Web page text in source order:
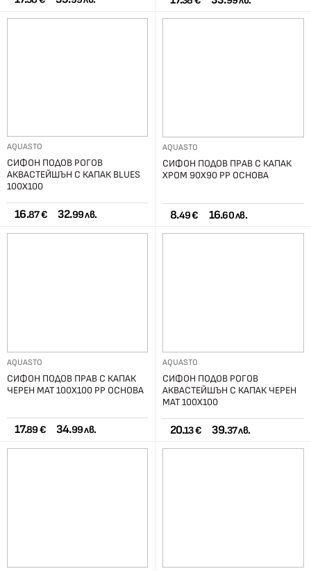
AQUASTO
СИФОН ПОДОВ РОГОВ
АКВАСТЕЙШЪН С КАПАК BLUES
100X100
16.87 € 32.99 лв.
AQUASTO
СИФОН ПОДОВ ПРАВ С КАПАК
ХРОМ 90X90 РР ОСНОВА
8.49 € 16.60 лв.
AQUASTO
СИФОН ПОДОВ ПРАВ С КАПАК
ЧЕРЕН МАТ 100X100 РР ОСНОВА
17.89 € 34.99 лв.
AQUASTO
СИФОН ПОДОВ РОГОВ
АКВАСТЕЙШЪН С КАПАК ЧЕРЕН
МАТ 100X100
20.13 € 39.37 лв.